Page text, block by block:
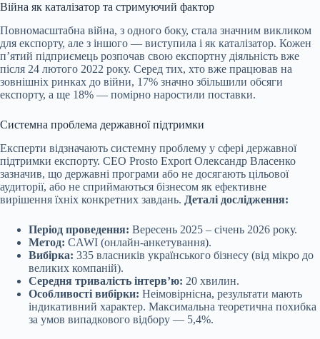
Війна як каталізатор та стримуючий фактор
Повномасштабна війна, з одного боку, стала значним викликом
для експорту, але з іншого — виступила і як каталізатор. Кожен
п’ятий підприємець розпочав свою експортну діяльність вже
після 24 лютого 2022 року. Серед тих, хто вже працював на
зовнішніх ринках до війни, 17% значно збільшили обсяги
експорту, а ще 18% — помірно наростили поставки.
Системна проблема державної підтримки
Експерти відзначають системну проблему у сфері державної
підтримки експорту. CEO Prosto Export Олександр Власенко
зазначив, що державні програми або не досягають цільової
аудиторії, або не сприймаються бізнесом як ефективне
вирішення їхніх конкретних завдань. Деталі дослідження:
Період проведення: Вересень 2025 – січень 2026 року.
Метод: CAWI (онлайн-анкетування).
Вибірка: 335 власників українського бізнесу (від мікро до
великих компаній).
Середня тривалість інтерв’ю: 20 хвилин.
Особливості вибірки: Неімовірнісна, результати мають
індикативний характер. Максимальна теоретична похибка
за умов випадкового відбору — 5,4%.